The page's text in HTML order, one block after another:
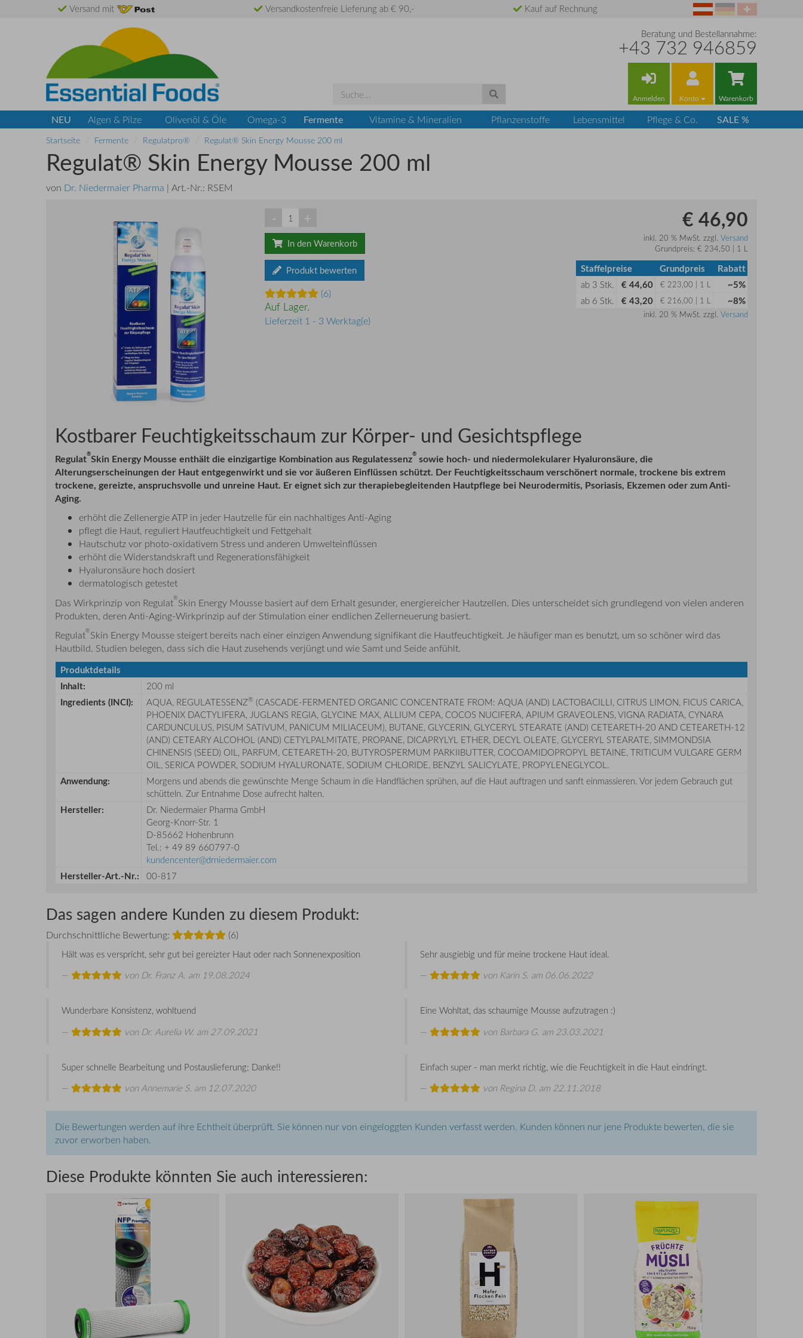
Versand mit Versandkostenfreie Lieferung ab € 90,- Kauf auf Rechnung
Beratung und Bestellannahme:
+43 732 946859
Anmelden Konto Warenkorb
NEU Algen & Pilze Olivenöl & Öle Omega-3 Fermente Vitamine & Mineralien Pflanzenstoffe Lebensmittel Pflege & Co. SALE %
Startseite Fermente Regulatpro® Regulat® Skin Energy Mousse 200 ml
Regulat® Skin Energy Mousse 200 ml
von Dr. Niedermaier Pharma | Art.-Nr.: RSEM
- +
In den Warenkorb
Produkt bewerten
(6)
Auf Lager.
Lieferzeit 1 - 3 Werktag(e)
€ 46,90
inkl. 20 % MwSt. zzgl. Versand
Grundpreis: € 234,50 | 1 L
Staffelpreise Grundpreis Rabatt
ab 3 Stk. € 44,60 € 223,00 | 1 L ~5%
ab 6 Stk. € 43,20 € 216,00 | 1 L ~8%
inkl. 20 % MwSt. zzgl. Versand
Kostbarer Feuchtigkeitsschaum zur Körper- und Gesichtspflege
Regulat®Skin Energy Mousse enthält die einzigartige Kombination aus Regulatessenz® sowie hoch- und niedermolekularer Hyaluronsäure, die
Alterungserscheinungen der Haut entgegenwirkt und sie vor äußeren Einflüssen schützt. Der Feuchtigkeitsschaum verschönert normale, trockene bis extrem
trockene, gereizte, anspruchsvolle und unreine Haut. Er eignet sich zur therapiebegleitenden Hautpflege bei Neurodermitis, Psoriasis, Ekzemen oder zum Anti-
Aging.
erhöht die Zellenergie ATP in jeder Hautzelle für ein nachhaltiges Anti-Aging
pflegt die Haut, reguliert Hautfeuchtigkeit und Fettgehalt
Hautschutz vor photo-oxidativem Stress und anderen Umwelteinflüssen
erhöht die Widerstandskraft und Regenerationsfähigkeit
Hyaluronsäure hoch dosiert
dermatologisch getestet
Das Wirkprinzip von Regulat®Skin Energy Mousse basiert auf dem Erhalt gesunder, energiereicher Hautzellen. Dies unterscheidet sich grundlegend von vielen anderen
Produkten, deren Anti-Aging-Wirkprinzip auf der Stimulation einer endlichen Zellerneuerung basiert.
Regulat®Skin Energy Mousse steigert bereits nach einer einzigen Anwendung signifikant die Hautfeuchtigkeit. Je häufiger man es benutzt, um so schöner wird das
Hautbild. Studien belegen, dass sich die Haut zusehends verjüngt und wie Samt und Seide anfühlt.
Produktdetails
Inhalt:
200 ml
Ingredients (INCI): AQUA, REGULATESSENZ® (CASCADE-FERMENTED ORGANIC CONCENTRATE FROM: AQUA (AND) LACTOBACILLI, CITRUS LIMON, FICUS CARICA,
PHOENIX DACTYLIFERA, JUGLANS REGIA, GLYCINE MAX, ALLIUM CEPA, COCOS NUCIFERA, APIUM GRAVEOLENS, VIGNA RADIATA, CYNARA
CARDUNCULUS, PISUM SATIVUM, PANICUM MILIACEUM), BUTANE, GLYCERIN, GLYCERYL STEARATE (AND) CETEARETH-20 AND CETEARETH-12
(AND) CETEARY ALCOHOL (AND) CETYLPALMITATE, PROPANE, DICAPRYLYL ETHER, DECYL OLEATE, GLYCERYL STEARATE, SIMMONDSIA
CHINENSIS (SEED) OIL, PARFUM, CETEARETH-20, BUTYROSPERMUM PARKIIBUTTER, COCOAMIDOPROPYL BETAINE, TRITICUM VULGARE GERM
OIL, SERICA POWDER, SODIUM HYALURONATE, SODIUM CHLORIDE, BENZYL SALICYLATE, PROPYLENEGLYCOL.
Anwendung:
Morgens und abends die gewünschte Menge Schaum in die Handflächen sprühen, auf die Haut auftragen und sanft einmassieren. Vor jedem Gebrauch gut
schütteln. Zur Entnahme Dose aufrecht halten.
Hersteller:
Dr. Niedermaier Pharma GmbH
Georg-Knorr-Str. 1
D-85662 Hohenbrunn
Tel.: + 49 89 660797-0
kundencenter@drniedermaier.com
Hersteller-Art.-Nr.: 00-817
Das sagen andere Kunden zu diesem Produkt:
Durchschnittliche Bewertung: (6)
Hält was es verspricht, sehr gut bei gereizter Haut oder nach Sonnenexposition
von Dr. Franz A. am 19.08.2024
Sehr ausgiebig und für meine trockene Haut ideal.
von Karin S. am 06.06.2022
Wunderbare Konsistenz, wohltuend
von Dr. Aurelia W. am 27.09.2021
Eine Wohltat, das schaumige Mousse aufzutragen :)
von Barbara G. am 23.03.2021
Super schnelle Bearbeitung und Postauslieferung; Danke!!
vonAnnemarie S. am 12.07.2020
Einfach super - man merkt richtig, wie die Feuchtigkeit in die Haut eindringt.
von Regina D. am 22.11.2018
Die Bewertungen werden auf ihre Echtheit überprüft. Sie können nur von eingeloggten Kunden verfasst werden. Kunden können nur jene Produkte bewerten, die sie
zuvor erworben haben.
Diese Produkte könnten Sie auch interessieren: